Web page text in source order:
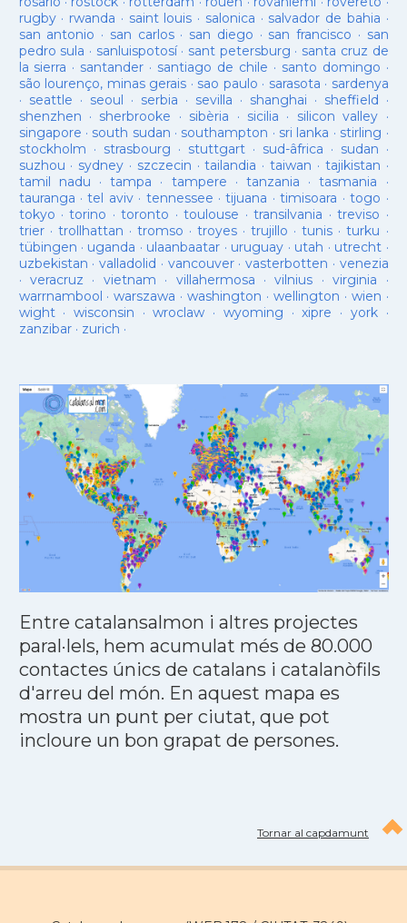
rugby· rwanda · saint louis · salonica · salvador de bahia ·
san antonio · san carlos· san diego · san francisco · san
pedro sula · sanluispotosí· sant petersburg · santa cruz de
la sierra · santander · santiago de chile · santo domingo ·
são lourenço, minas gerais · sao paulo · sarasota · sardenya
· seattle · seoul · serbia · sevilla · shanghai · sheffield ·
shenzhen · sherbrooke · sibèria · sicilia · silicon valley ·
singapore · south sudan · southampton · sri lanka · stirling ·
stockholm · strasbourg · stuttgart· sud-âfrica · sudan ·
suzhou · sydney · szczecin ·tailandia ·taiwan · tajikistan ·
tamil nadu ·tampa · tampere · tanzania ·tasmania ·
tauranga ·tel aviv· tennessee ·tijuana ·timisoara ·togo ·
tokyo ·torino ·toronto ·toulouse ·transilvania ·treviso ·
trier· trollhattan · tromso · troyes·trujillo ·tunis ·turku ·
tübingen · uganda · ulaanbaatar · uruguay · utah · utrecht ·
uzbekistan · valladolid · vancouver· vasterbotten · venezia
· veracruz · vietnam · villahermosa ·vilnius ·virginia ·
warrnambool ·warszawa ·washington · wellington · wien ·
wight· wisconsin ·wroclaw · wyoming ·xipre · york·
zanzibar· zurich ·
Entre catalansalmon i altres projectes
paral·lels, hem acumulat més de 80.000
contactes únics de catalans i catalanòfils
d'arreu del món. En aquest mapa es
mostra un punt per ciutat, que pot
incloure un bon grapat de persones.
Tornar al capdamunt